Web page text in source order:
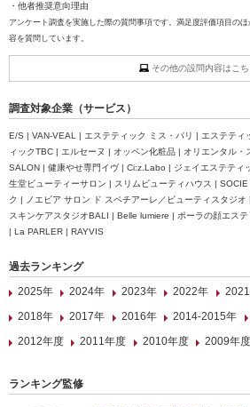
・他者推奨意向理由
アンケート調査を実施した際の質問事項です。満足度評価項目の
容を質問しています。
その他の設問内容はこち
調査対象企業（サービス）
E/S | VAN-VEAL | エステティック ミス・パリ | エステティ
ィックTBC | エルセーヌ | オッペン化粧品 | オリエンタル
SALON | 健康やせ専門イヴ | Ci:z.Labo | ジェイエステティ
生堂ビューティーサロン | スリムビューティハウス |
ク | ノエビア サロン ド スペチアーレ／ビューティスタジ
スキンケアスタジオBALI | Belle lumiere | ポーラの顔エス
| La PARLER | RAYVIS
過去ランキング
2025年
2024年 2023年 2022年
2018年
2017年 2016年 2014-2015年
2012年度
2011年度 2010年度 2009年度
ランキング監修